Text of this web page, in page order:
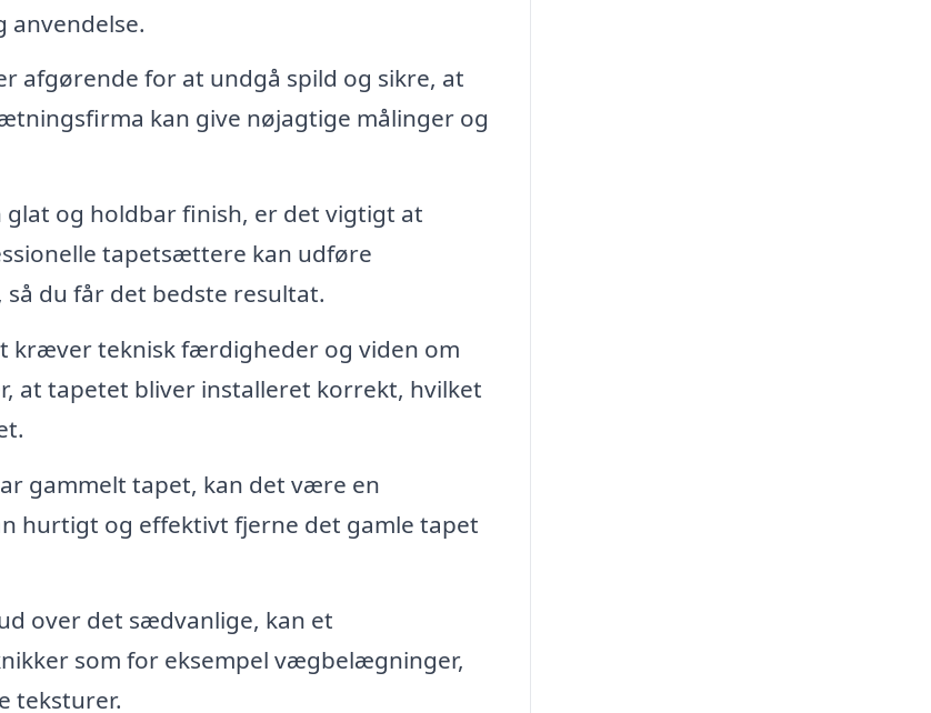
anvendelse.
afgørende for at undgå spild og sikre, at
kan give nøjagtige målinger og
glat og holdbar finish, er det vigtigt at
tapetsættere kan udføre
du får det bedste resultat.
kræver teknisk færdigheder og viden om
at tapetet bliver installeret korrekt, hvilket
gammelt tapet, kan det være en
hurtigt og effektivt fjerne det gamle tapet
over det sædvanlige, kan et
som for eksempel vægbelægninger,
teksturer.